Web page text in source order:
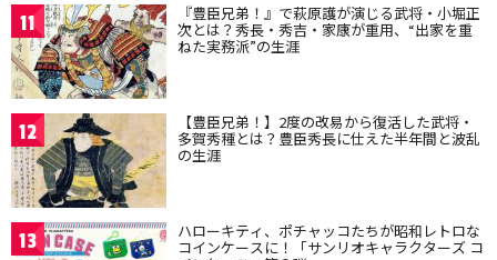
11 『豊臣兄弟！』で萩原護が演じる武将・小堀正
次とは？秀長・秀吉・家康が重用、“出家を重
ねた実務派”の生涯
12 【豊臣兄弟！】2度の改易から復活した武将・
多賀秀種とは？豊臣秀長に仕えた半年間と波乱
の生涯
13 ハローキティ、ポチャッコたちが昭和レトロな
コインケースに！「サンリオキャラクターズ コ